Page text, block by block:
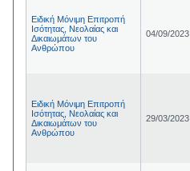
Ειδική Μόνιμη Επιτροπή
Ισότητας, Νεολαίας και
Δικαιωμάτων του
Ανθρώπου
04/09/2023
Ειδική Μόνιμη Επιτροπή
Ισότητας, Νεολαίας και
Δικαιωμάτων του
Ανθρώπου
29/03/2023